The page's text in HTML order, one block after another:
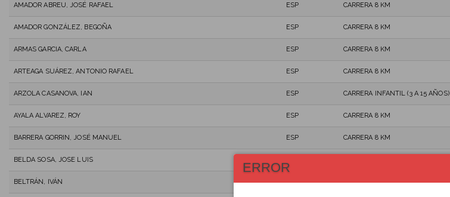
AMADOR ABREU, JOSÉ RAFAEL ESP CARRERA 8 KM
AMADOR GONZÁLEZ, BEGOÑA ESP CARRERA 8 KM
ARMAS GARCIA, CARLA ESP CARRERA 8 KM
ARTEAGA SUÁREZ, ANTONIO RAFAEL ESP CARRERA 8 KM
ARZOLA CASANOVA, IAN ESP CARRERA INFANTIL (3 A 15 AÑOS)
AYALA ALVAREZ, ROY ESP CARRERA 8 KM
BARRERA GORRIN, JOSÉ MANUEL ESP CARRERA 8 KM
BELDA SOSA, JOSE LUIS
BELTRÁN, IVÁN ESP CARRERA 8 KM
ERROR